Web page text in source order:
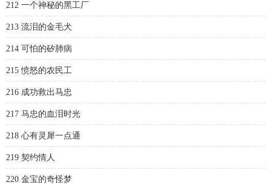
212 一个神秘的黑工厂
213 流泪的金毛犬
214 可怕的矽肺病
215 愤怒的农民工
216 成功救出马忠
217 马忠的血泪时光
218 心有灵犀一点通
219 契约情人
220 金宝的奇怪梦